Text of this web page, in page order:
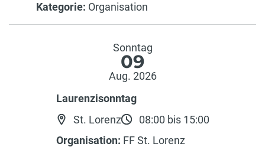
Kategorie: Organisation
Sonntag
09
Aug. 2026
Laurenzisonntag
St. Lorenz
08:00 bis 15:00
Organisation: FF St. Lorenz